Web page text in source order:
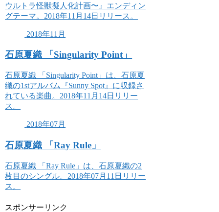
ウルトラ怪獣擬人化計画〜』エンディン
グテーマ。2018年11月14日リリース。
2018年11月
石原夏織 「Singularity Point」
石原夏織 「Singularity Point」は、石原夏
織の1stアルバム『Sunny Spot』に収録さ
れている楽曲。2018年11月14日リリー
ス。
2018年07月
石原夏織 「Ray Rule」
石原夏織 「Ray Rule」は、石原夏織の2
枚目のシングル。2018年07月11日リリー
ス。
スポンサーリンク